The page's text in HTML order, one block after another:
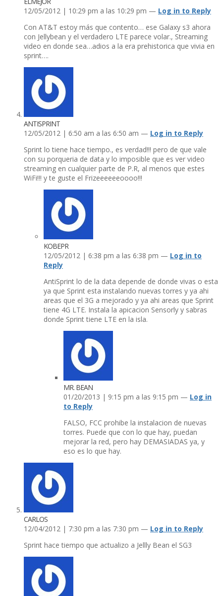
12/05/2012 | 10:29 pm a las 10:29 pm — Log in to Reply
Con AT&T estoy más que contento… ese Galaxy s3 ahora
con Jellybean y el verdadero LTE parece volar., Streaming
video en donde sea…adios a la era prehistorica que vivia en
sprint….
ANTISPRINT
12/05/2012 | 6:50 am a las 6:50 am — Log in to Reply
Sprint lo tiene hace tiempo., es verdad!!! pero de que vale
con su porqueria de data y lo imposible que es ver video
streaming en cualquier parte de P.R, al menos que estes
WiFi!!! y te guste el Frizeeeeeeoooo!!!
KOBEPR
12/05/2012 | 6:38 pm a las 6:38 pm — Log in to
Reply
AntiSprint lo de la data depende de donde vivas o esta
ya que Sprint esta instalando nuevas torres y ya ahi
areas que el 3G a mejorado y ya ahi areas que Sprint
tiene 4G LTE. Instala la apicacion Sensorly y sabras
donde Sprint tiene LTE en la isla.
MR. BEAN
01/20/2013 | 9:15 pm a las 9:15 pm — Log in
to Reply
FALSO, FCC prohibe la instalacion de nuevas
torres. Puede que con lo que hay, puedan
mejorar la red, pero hay DEMASIADAS ya, y
eso es lo que hay.
CARLOS
12/04/2012 | 7:30 pm a las 7:30 pm — Log in to Reply
Sprint hace tiempo que actualizo a Jellly Bean el SG3